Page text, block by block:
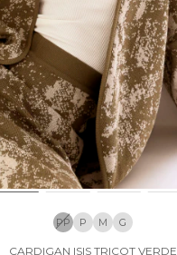
PP P M G
CARDIGAN ISIS TRICOT VERDE